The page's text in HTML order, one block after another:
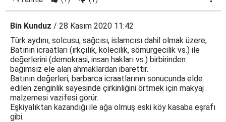
Bin Kunduz / 28 Kasım 2020 11:42
Türk aydını; solcusu, sağcısı, islamcısı dahil olmak üzere;
Batının icraatları (ırkçılık, kölecilik, sömürgecilik vs.) ile
değerlerini (demokrasi, insan hakları vs.) birbirinden
bağımsız ele alan ahmaklardan ibarettir.
Batının değerleri, barbarca icraatlarının sonucunda elde
edilen zenginlik sayesinde çirkinliğini örtmek için makyaj
malzemesi vazifesi görür.
Eşkiyalıktan kazandığı ile ağa olmuş eski köy kasaba eşrafı
gibi.